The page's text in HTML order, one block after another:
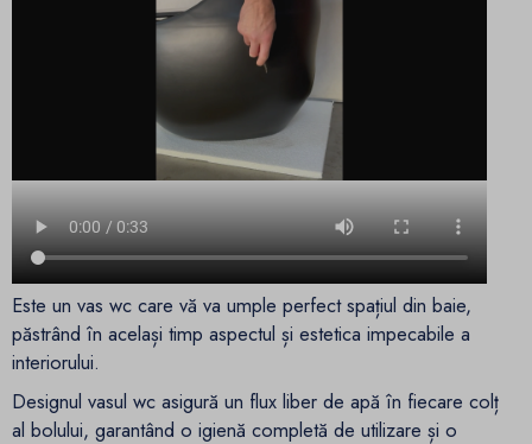
Este un vas wc care vă va umple perfect spațiul din baie,
păstrând în același timp aspectul și estetica impecabile a
interiorului.
Designul vasul wc asigură un flux liber de apă în fiecare colț
al bolului, garantând o igienă completă de utilizare și o